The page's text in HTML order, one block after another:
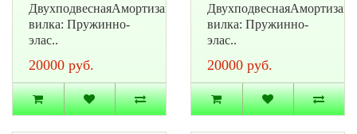
ДвухподвеснаяАмортизационная
вилка: Пружинно-
элас..
20000 руб.
вилка: Пружинно-
элас..
20000 руб.